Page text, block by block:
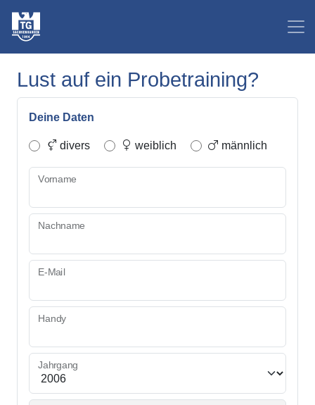
Lust auf ein Probetraining?
Deine Daten
divers weiblich männlich
Vorname
Nachname
E-Mail
Handy
Jahrgang